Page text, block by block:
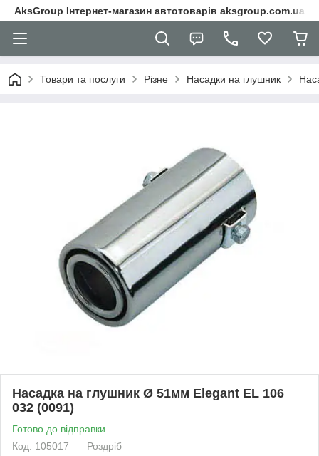
AksGroup Інтернет-магазин автотоварів aksgroup.com.ua
Товари та послуги Різне Насадки на глушник
Насадка на глушник Ø 51мм Elegant EL 106
032 (0091)
Готово до відправки
Код: 105017
Роздріб